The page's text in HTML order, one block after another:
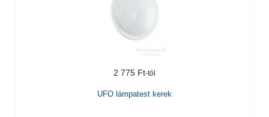
2 775 Ft
UFO lámpatest kerek